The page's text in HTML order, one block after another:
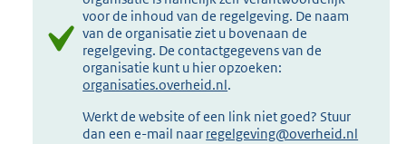
voor de inhoud van de regelgeving. De naam
van de organisatie ziet u bovenaan de
regelgeving. De contactgegevens van de
organisatie kunt u hier opzoeken:
organisaties.overheid.nl.
Werkt de website of een link niet goed? Stuur
dan een e-mail naar regelgeving@overheid.nl